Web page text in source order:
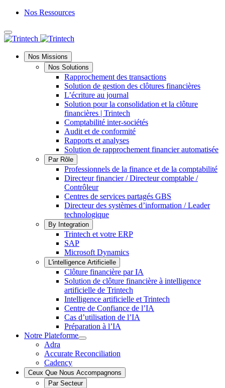
Nos Ressources
Langue
Nos Missions
Nos Solutions
Rapprochement des transactions
Solution de gestion des clôtures financières
L’écriture au journal
Solution pour la consolidation et la clôture
financières | Trintech
Comptabilité inter-sociétés
Audit et de conformité
Rapports et analyses
Solution de rapprochement financier automatisée
Par Rôle
Professionnels de la finance et de la comptabilité
Directeur financier / Directeur comptable /
Contrôleur
Centres de services partagés GBS
Directeur des systèmes d’information / Leader
technologique
By Integration
Trintech et votre ERP
SAP
Microsoft Dynamics
L'intelligence Artificielle
Clôture financière par IA
Solution de clôture financière à intelligence
artificielle de Trintech
Intelligence artificielle et Trintech
Centre de Confiance de l’IA
Cas d’utilisation de l’IA
Préparation à l’IA
Notre Plateforme
Notre
Plateforme
Sous-
Adra
Accurate Reconciliation
Cadency
Ceux Que Nous Accompagnons
Par Secteur